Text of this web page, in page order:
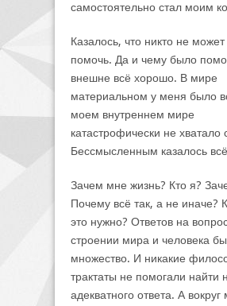
самостоятельно стал моим
Казалось, что никто не
помочь. Да и чему было
внешне всё хорошо. В мире
материальном у меня было
моем внутреннем мире
катастрофически не хватало
Бессмысленным казалось
Зачем мне жизнь? Кто я?
Почему всё так, а не иначе?
это нужно? Ответов на
строении мира и человека
множество. И никакие
трактаты не помогали найти
адекватного ответа. А вокруг